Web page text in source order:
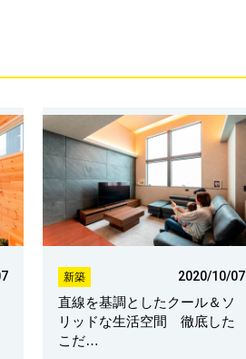
新築 2020/10/07
直線を基調としたクール＆ソ
リッドな生活空間 徹底した
こだ…